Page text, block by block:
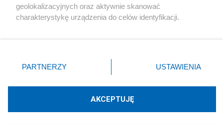
Zygmunt Frankel zmarł w Izraelu w 1997 r., jego
własności po ofiarach Holocaustu” około roku
Nie ma powodu,aby nie wiedziała, jak to było
geolokalizacyjnych oraz aktywnie skanować
charakterystykę urządzenia do celów identyfikacji.
zmienić/wycofać klikając przycisk ustawień prywatności
znajdujący się w lewym dolnym rogu strony
rodzaje przetwarzania danych nie wymagają zgody
użytkownika, ale masz prawo sprzeciwić się takiemu
PARTNERZY USTAWIENIA
AKCEPTUJĘ